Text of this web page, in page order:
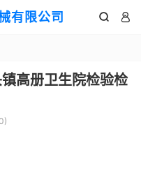
有限公司  
高册卫生院检验检
)